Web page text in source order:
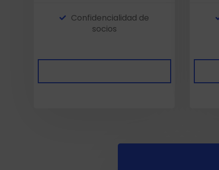
Confidencialidad de
socios